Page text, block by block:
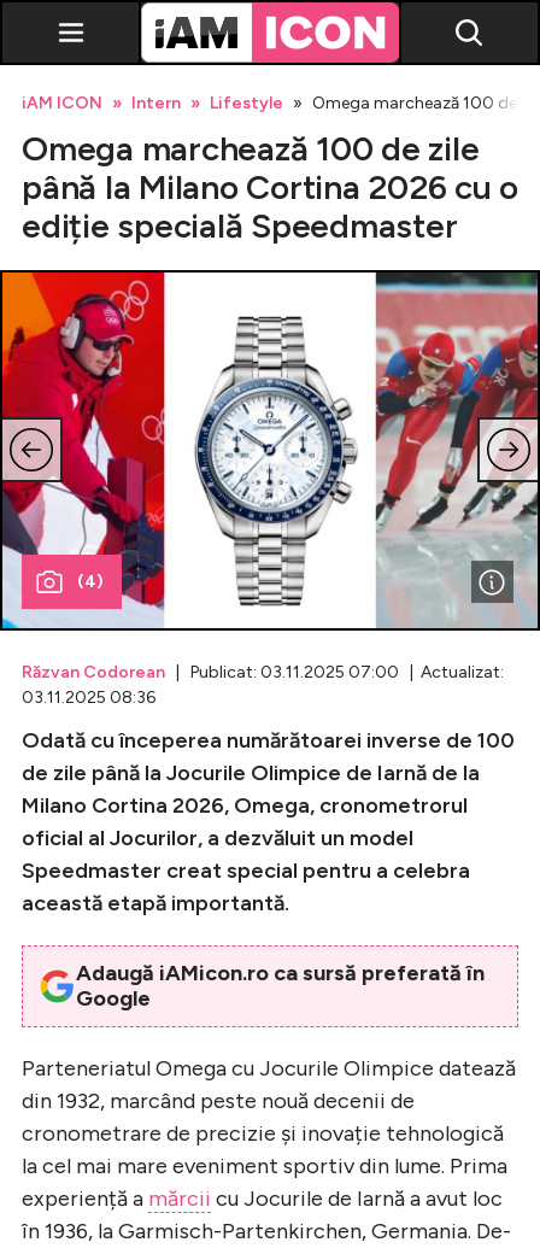
Breaking news
Evenimente
Emisiuni TV
Horoscop
Lifestyle
Celebrități
Creează cont
iAM ICON Intern Lifestyle Omega marchează 100 de
Omega marchează 100 de zile
până la Milano Cortina 2026 cu o
ediție specială Speedmaster
(4)
Răzvan Codorean | Publicat: 03.11.2025 07:00 | Actualizat:
03.11.2025 08:36
Odată cu începerea numărătoarei inverse de 100
de zile până la Jocurile Olimpice de Iarnă de la
Milano Cortina 2026, Omega, cronometrorul
oficial al Jocurilor, a dezvăluit un model
Speedmaster creat special pentru a celebra
această etapă importantă.
Adaugă iAMicon.ro ca sursă preferată în
Google
Parteneriatul Omega cu Jocurile Olimpice datează
din 1932, marcând peste nouă decenii de
cronometrare de precizie și inovație tehnologică
la cel mai mare eveniment sportiv din lume. Prima
experiență a mărcii cu Jocurile de Iarnă a avut loc
în 1936, la Garmisch-Partenkirchen, Germania. De-